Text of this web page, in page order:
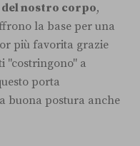
nostro corpo,
la base per una
più favorita grazie
"costringono" a
porta
buona postura anche